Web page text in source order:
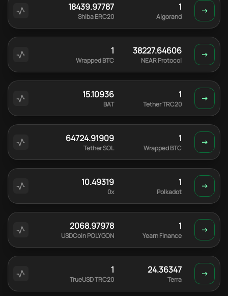
18439.97787
Shiba ERC20
1
Algorand
1
Wrapped BTC
38227.64606
NEAR Protocol
15.10936
BAT
1
Tether TRC20
64724.91909
Tether SOL
1
Wrapped BTC
10.49319
0x
1
Polkadot
2068.97978
USDCoin POLYGON
1
Yearn Finance
1
TrueUSD TRC20
24.36347
Terra